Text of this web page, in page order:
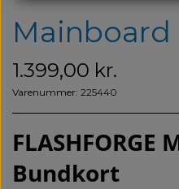
Mainboard
1.399,00 kr.
Varenummer: 225440
Bundkort